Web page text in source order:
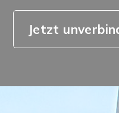
Jetzt